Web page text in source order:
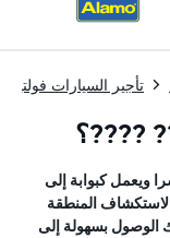
تأجير السيارات فولتير
????؟
ويعمل كبوابة إلى
لاستكشاف المنطقة
الوصول بسهولة إلى